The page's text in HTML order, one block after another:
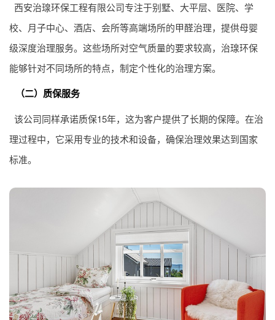
西安治瑔环保工程有限公司专注于别墅、大平层、医院、学
校、月子中心、酒店、会所等高端场所的甲醛治理，提供母婴
级深度治理服务。这些场所对空气质量的要求较高，治瑔环保
能够针对不同场所的特点，制定个性化的治理方案。
（二）质保服务
该公司同样承诺质保15年，这为客户提供了长期的保障。在治
理过程中，它采用专业的技术和设备，确保治理效果达到国家
标准。